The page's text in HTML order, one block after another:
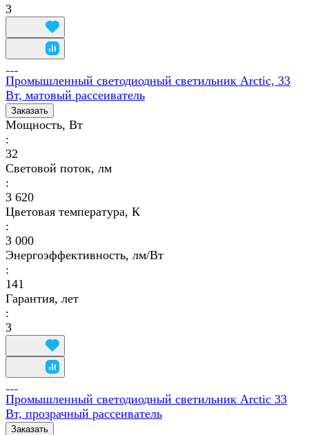
3
Промышленный светодиодный светильник Arctic, 33
Вт, матовый рассеиватель
Заказать
Мощность, Вт
:
32
Световой поток, лм
:
3 620
Цветовая температура, К
:
3 000
Энергоэффективность, лм/Вт
:
141
Гарантия, лет
:
3
Промышленный светодиодный светильник Arctic 33
Вт, прозрачный рассеиватель
Заказать